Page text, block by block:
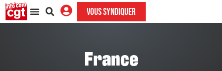
VOUS SYNDIQUER
France